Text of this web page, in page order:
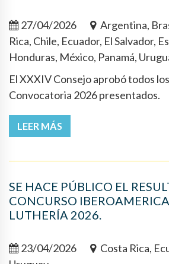
27/04/2026
Argentina,
Rica, Chile, Ecuador, El Salvador,
Honduras, México, Panamá,
El XXXIV Consejo aprobó todos
Convocatoria 2026 presentados.
LEER MÁS
SE HACE PÚBLICO EL
CONCURSO
LUTHERÍA 2026.
23/04/2026
Costa Rica,